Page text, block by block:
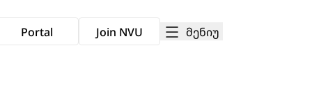
Portal Join NVU მენიუ